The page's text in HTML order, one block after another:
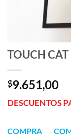
TOUCH CAT
$9.651,00
DESCUENTOS
COMPRA